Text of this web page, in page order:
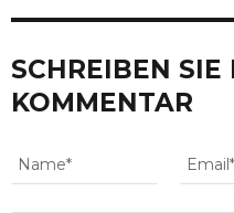
SCHREIBEN SIE
KOMMENTAR